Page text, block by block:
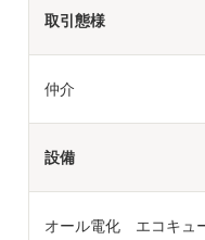
取引態様
仲介
設備
オール電化 エコキュ